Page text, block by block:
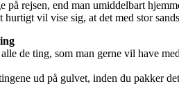
på rejsen, end man umiddelbart
hurtigt vil vise sig, at det med stor
de ting, som man gerne vil have
ud på gulvet, inden du pakker